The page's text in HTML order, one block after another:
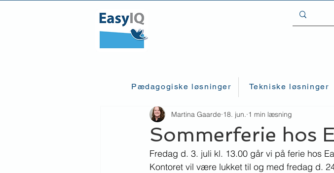
Pædagogiske løsninger Tekniske løsninger
Sommerferie hos
Martina Gaarde 18. jun. 1 min læsning
Fredag d. 3. juli kl. 13.00 går vi på ferie hos
Kontoret vil være lukket til og med fredag d.